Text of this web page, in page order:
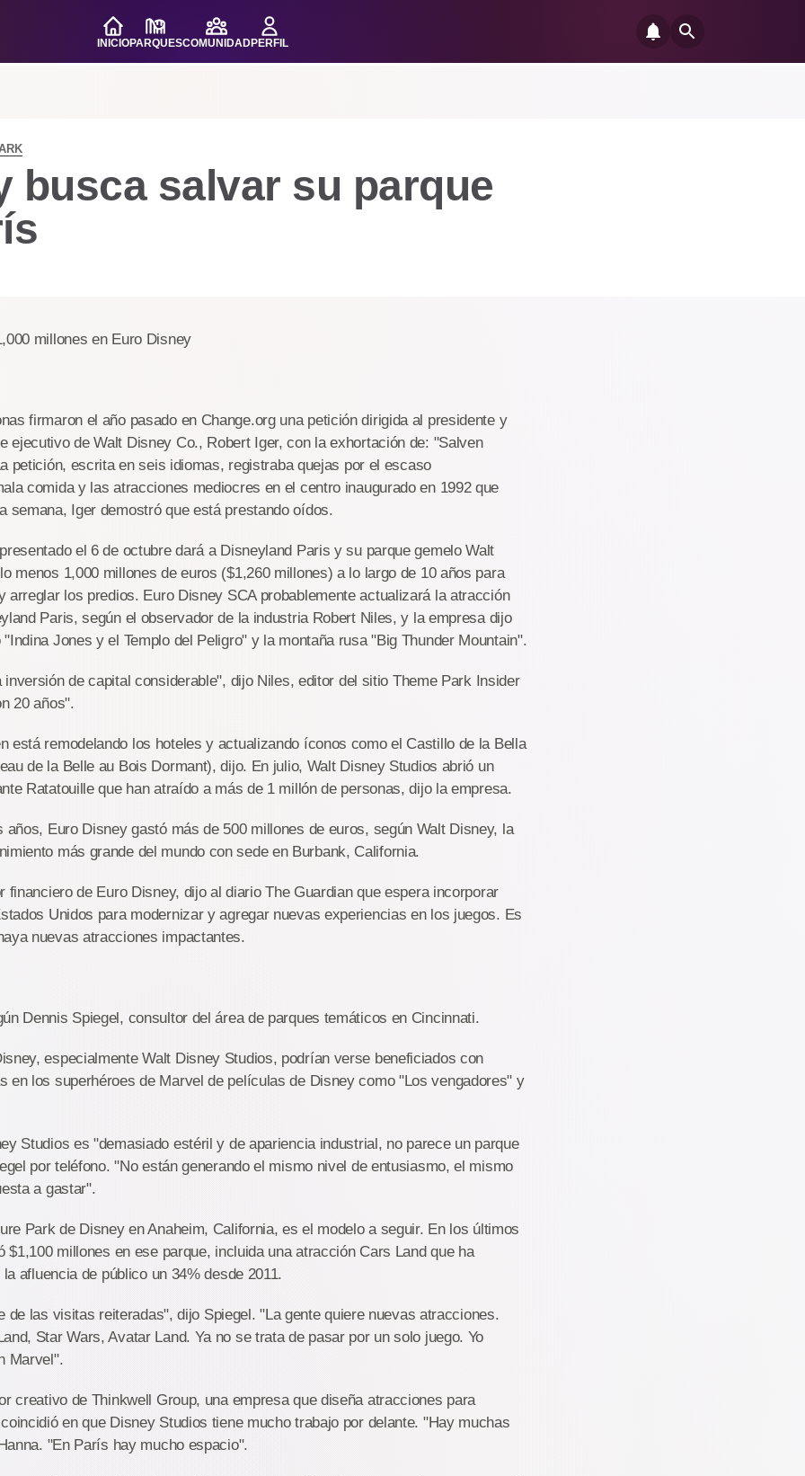
INICIOPARQUESCOMUNIDADPERFIL
busca salvar su parque
millones en Euro Disney
firmaron el año pasado en Change.org una petición dirigida al presidente y
ejecutivo de Walt Disney Co., Robert Iger, con la exhortación de: "Salven
petición, escrita en seis idiomas, registraba quejas por el escaso
comida y las atracciones mediocres en el centro inaugurado en 1992 que
semana, Iger demostró que está prestando oídos.
el 6 de octubre dará a Disneyland Paris y su parque gemelo Walt
menos 1,000 millones de euros ($1,260 millones) a lo largo de 10 años para
arreglar los predios. Euro Disney SCA probablemente actualizará la atracción
Paris, según el observador de la industria Robert Niles, y la empresa dijo
Jones y el Templo del Peligro" y la montaña rusa "Big Thunder Mountain".
inversión de capital considerable", dijo Niles, editor del sitio Theme Park Insider
20 años".
está remodelando los hoteles y actualizando íconos como el Castillo de la Bella
de la Belle au Bois Dormant), dijo. En julio, Walt Disney Studios abrió un
Ratatouille que han atraído a más de 1 millón de personas, dijo la empresa.
años, Euro Disney gastó más de 500 millones de euros, según Walt Disney, la
más grande del mundo con sede en Burbank, California.
financiero de Euro Disney, dijo al diario The Guardian que espera incorporar
Unidos para modernizar y agregar nuevas experiencias en los juegos. Es
nuevas atracciones impactantes.
Dennis Spiegel, consultor del área de parques temáticos en Cincinnati.
especialmente Walt Disney Studios, podrían verse beneficiados con
en los superhéroes de Marvel de películas de Disney como "Los vengadores" y
Studios es "demasiado estéril y de apariencia industrial, no parece un parque
por teléfono. "No están generando el mismo nivel de entusiasmo, el mismo
a gastar".
Park de Disney en Anaheim, California, es el modelo a seguir. En los últimos
$1,100 millones en ese parque, incluida una atracción Cars Land que ha
afluencia de público un 34% desde 2011.
de las visitas reiteradas", dijo Spiegel. "La gente quiere nuevas atracciones.
Star Wars, Avatar Land. Ya no se trata de pasar por un solo juego. Yo
Marvel".
creativo de Thinkwell Group, una empresa que diseña atracciones para
en que Disney Studios tiene mucho trabajo por delante. "Hay muchas
"En París hay mucho espacio".